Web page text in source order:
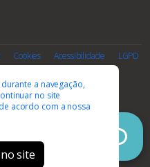
Cookies Acessibilidade LGPD
os direitos reservados.
a navegação,
no site
acordo com a nossa
site